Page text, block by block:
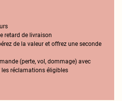
retard de livraison
de la valeur et offrez une seconde
(perte, vol, dommage) avec
réclamations éligibles